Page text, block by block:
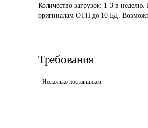
Количество загрузок: 1-3 в
оригиналам ОТН до 10 БД.
Требования
Несколько поставщиков